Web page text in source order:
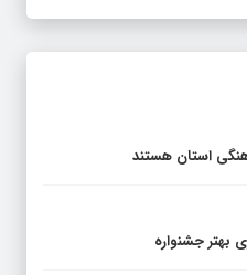
استان هستند
بهتر جشنواره